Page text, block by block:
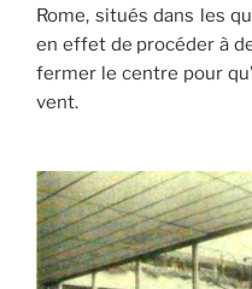
Rome, situés dans les
en effet de procéder à
fermer le centre pour
vent.